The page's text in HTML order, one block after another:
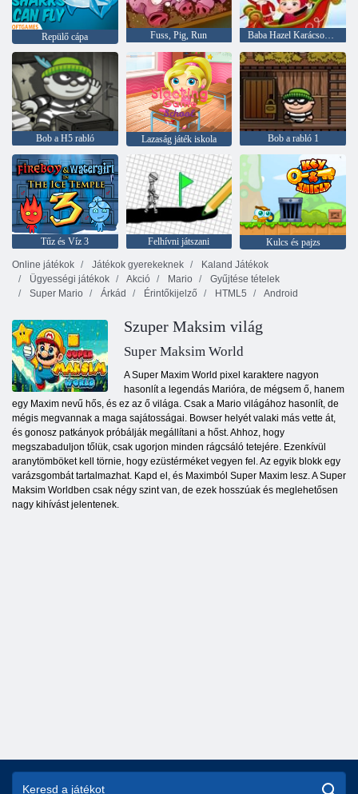
Repülő cápa Fuss, Pig, Run Baba Hazel Karácsonyi meglepetés
Bob a H5 rabló Lazaság játék iskola Bob a rabló 1
Tűz és Víz 3 Felhívni játszani
Kulcs és pajzs
Online játékok
Játékok gyerekeknek
Kaland Játékok
Ügyességi játékok
Akció Mario
Gyűjtése tételek
Super Mario
Árkád Érintőkijelző HTML5 Android
Szuper Maksim világ
Super Maksim World
A Super Maxim World pixel karaktere nagyon
hasonlít a legendás Marióra, de mégsem ő, hanem
egy Maxim nevű hős, és ez az ő világa. Csak a Mario világához hasonlít, de
mégis megvannak a maga sajátosságai. Bowser helyét valaki más vette át,
és gonosz patkányok próbálják megállítani a hőst. Ahhoz, hogy
megszabaduljon tőlük, csak ugorjon minden rágcsáló tetejére. Ezenkívül
aranytömböket kell törnie, hogy ezüstérméket vegyen fel. Az egyik blokk egy
varázsgombát tartalmazhat. Kapd el, és Maximból Super Maxim lesz. A Super
Maksim Worldben csak négy szint van, de ezek hosszúak és meglehetősen
nagy kihívást jelentenek.